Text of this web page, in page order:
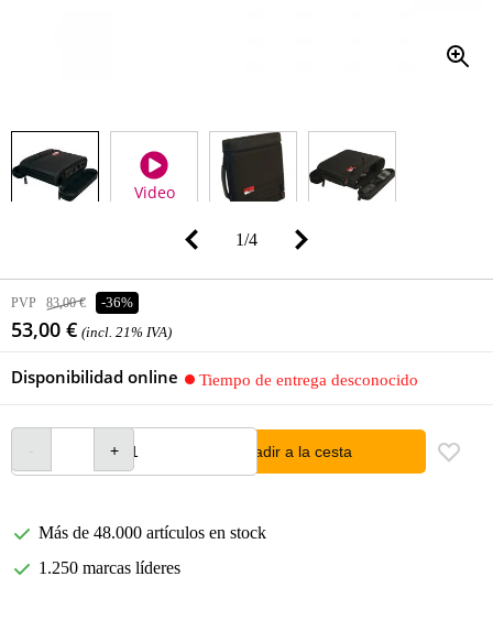
Video
1/4
PVP 83,00 € -36%
53,00 € (incl. 21% IVA)
Disponibilidad online Tiempo de entrega desconocido
añadir a la cesta
Más de 48.000 artículos en stock
1.250 marcas líderes